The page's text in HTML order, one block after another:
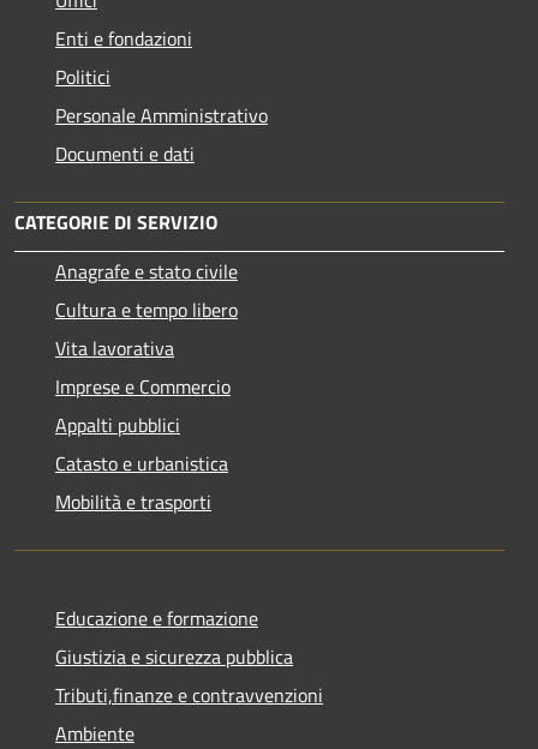
Enti e fondazioni
Politici
Personale Amministrativo
Documenti e dati
CATEGORIE DI SERVIZIO
Anagrafe e stato civile
Cultura e tempo libero
Vita lavorativa
Imprese e Commercio
Appalti pubblici
Catasto e urbanistica
Mobilità e trasporti
Educazione e formazione
Giustizia e sicurezza pubblica
Tributi,finanze e contravvenzioni
Ambiente